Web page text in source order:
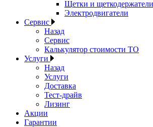
Щетки и щеткодержатели
Электродвигатели
Сервис
Назад
Сервис
Калькулятор стоимости ТО
Услуги
Назад
Услуги
Доставка
Тест-драйв
Лизинг
Акции
Гарантии